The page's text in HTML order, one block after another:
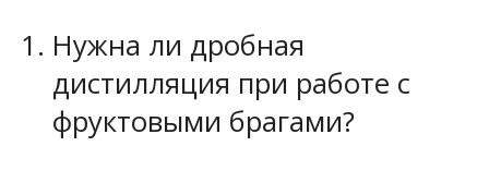
Нужна ли дробная
дистилляция при работе с
фруктовыми брагами?